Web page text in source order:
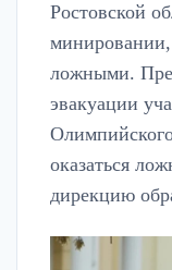
Ростовской
минировании,
ложными.
эвакуации
оказаться
дирекцию